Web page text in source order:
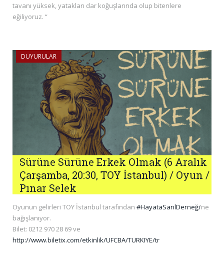
tavanı yüksek, yatakları dar koğuşlarında olup bitenlere
eğiliyoruz. “
DUYURULAR
Sürüne Sürüne Erkek Olmak (6 Aralık
Çarşamba, 20:30, TOY İstanbul) / Oyun /
Pınar Selek
Oyunun gelirleri TOY İstanbul tarafından #HayataSarılDerneği‘ne
bağışlanıyor.
Bilet: 0212 970 28 69 ve
http://www.biletix.com/etkinlik/UFCBA/TURKIYE/tr